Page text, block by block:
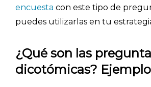
encuesta con este tipo de
puedes utilizarlas en tu
¿Qué son las
dicotómicas?